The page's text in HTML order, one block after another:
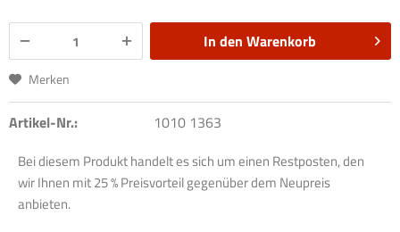
In den Warenkorb
Merken
Artikel-Nr.: 1010 1363
Bei diesem Produkt handelt es sich um einen Restposten, den
wir Ihnen mit 25 % Preisvorteil gegenüber dem Neupreis
anbieten.